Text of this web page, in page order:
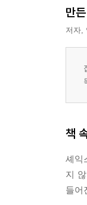
만
저자,
책
셰익
지
들어